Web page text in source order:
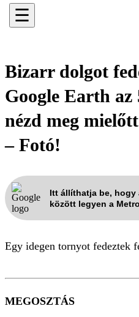
☰
Bizarr dolgot
Google Earth az
nézd meg
– Fotó!
Itt állíthatja be, hogy
között legyen a
Egy idegen tornyot fedeztek
MEGOSZTÁS